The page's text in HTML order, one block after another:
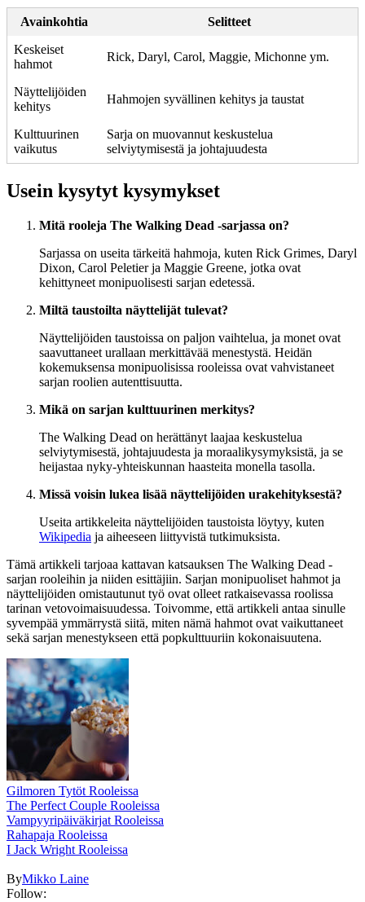
Avainkohtia
Selitteet
Keskeiset
hahmot
Rick, Daryl, Carol, Maggie, Michonne ym.
Näyttelijöiden
kehitys
Hahmojen syvällinen kehitys ja taustat
Kulttuurinen
vaikutus
Sarja on muovannut keskustelua
selviytymisestä ja johtajuudesta
Usein kysytyt kysymykset
Mitä rooleja The Walking Dead -sarjassa on?
Sarjassa on useita tärkeitä hahmoja, kuten Rick Grimes, Daryl
Dixon, Carol Peletier ja Maggie Greene, jotka ovat
kehittyneet monipuolisesti sarjan edetessä.
Miltä taustoilta näyttelijät tulevat?
Näyttelijöiden taustoissa on paljon vaihtelua, ja monet ovat
saavuttaneet urallaan merkittävää menestystä. Heidän
kokemuksensa monipuolisissa rooleissa ovat vahvistaneet
sarjan roolien autenttisuutta.
Mikä on sarjan kulttuurinen merkitys?
The Walking Dead on herättänyt laajaa keskustelua
selviytymisestä, johtajuudesta ja moraalikysymyksistä, ja se
heijastaa nyky-yhteiskunnan haasteita monella tasolla.
Missä voisin lukea lisää näyttelijöiden urakehityksestä?
Useita artikkeleita näyttelijöiden taustoista löytyy, kuten
Wikipedia ja aiheeseen liittyvistä tutkimuksista.
Tämä artikkeli tarjoaa kattavan katsauksen The Walking Dead -
sarjan rooleihin ja niiden esittäjiin. Sarjan monipuoliset hahmot ja
näyttelijöiden omistautunut työ ovat olleet ratkaisevassa roolissa
tarinan vetovoimaisuudessa. Toivomme, että artikkeli antaa sinulle
syvempää ymmärrystä siitä, miten nämä hahmot ovat vaikuttaneet
sekä sarjan menestykseen että popkulttuuriin kokonaisuutena.
Gilmoren Tytöt Rooleissa
The Perfect Couple Rooleissa
Vampyyripäiväkirjat Rooleissa
Rahapaja Rooleissa
I Jack Wright Rooleissa
ByMikko Laine
Follow: